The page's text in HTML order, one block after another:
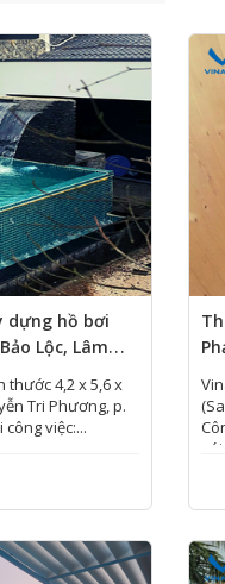
dựng hồ bơi
Lộc, Lâm
thước 4,2 x 5,6 x
Tri Phương, p.
công việc:...
với...